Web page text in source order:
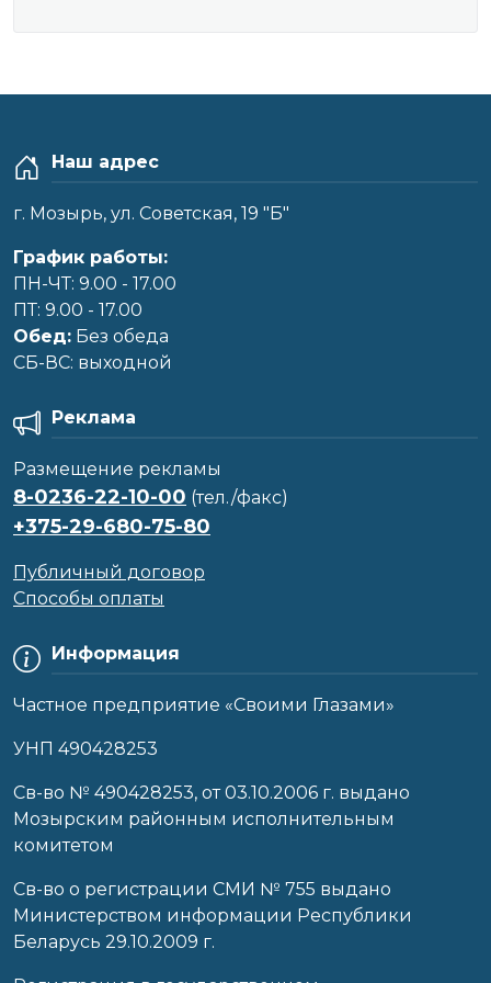
Наш адрес
г. Мозырь, ул. Советская, 19 "Б"
График работы:
ПН-ЧТ: 9.00 - 17.00
ПТ: 9.00 - 17.00
Обед: Без обеда
CБ-ВС: выходной
Информация
Частное предприятие «Своими Глазами»
УНП 490428253
Cв-во № 490428253, от 03.10.2006 г. выдано
Мозырским районным исполнительным
комитетом
Св-во о регистрации СМИ № 755 выдано
Министерством информации Республики
Беларусь 29.10.2009 г.
Реклама
Размещение рекламы
8-0236-22-10-00 (тел./факс)
+375-29-680-75-80
Публичный договор
Способы оплаты